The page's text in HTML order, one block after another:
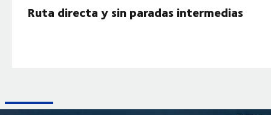
Ruta directa y sin paradas intermedias